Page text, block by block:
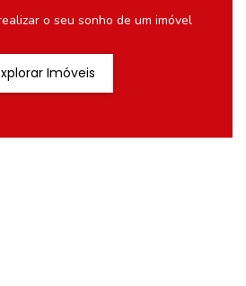
o seu sonho de um imóvel
Imóveis